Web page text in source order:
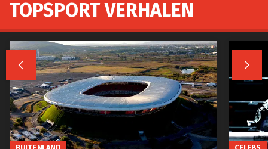
TOPSPORT VERHALEN
 
BUITENLAND CELEBS